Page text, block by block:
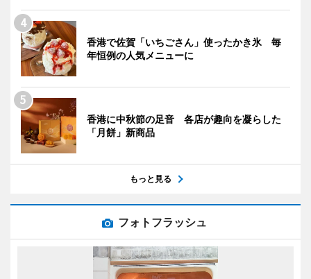
香港で佐賀「いちごさん」使ったかき氷 毎
年恒例の人気メニューに
香港に中秋節の足音 各店が趣向を凝らした
「月餅」新商品
もっと見る
フォトフラッシュ